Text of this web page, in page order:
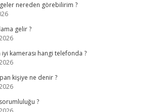
nereden görebilirim ?
gelir ?
iyi kamerası hangi telefonda ?
kişiye ne denir ?
?